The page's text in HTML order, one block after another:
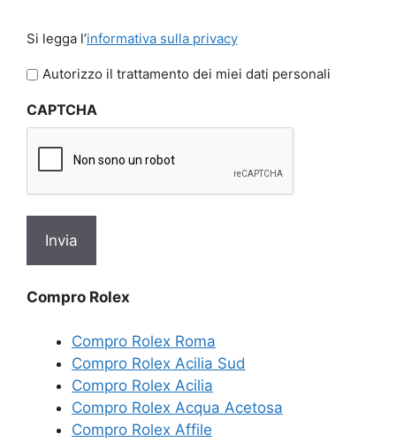
legga
l'informativa
privacy
Si legga l’informativa sulla privacy
Autorizzo il trattamento dei miei dati personali
CAPTCHA
Compro Rolex
Compro Rolex Roma
Compro Rolex Acilia Sud
Compro Rolex Acilia
Compro Rolex Acqua Acetosa
Compro Rolex Affile